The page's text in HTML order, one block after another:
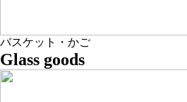
バスケット・かご
Glass goods